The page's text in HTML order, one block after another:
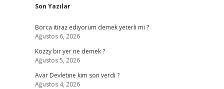
Sidebar
Son Yazılar
Borca itiraz ediyorum demek yeterli mi ?
Ağustos 6, 2026
Kozzy bir yer ne demek ?
Ağustos 5, 2026
Avar Devletine kim son verdi ?
Ağustos 4, 2026